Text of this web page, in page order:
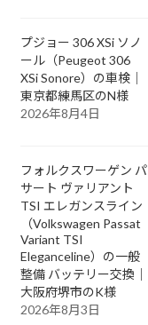
プジョー 306 XSi ソノ
ール（Peugeot 306
XSi Sonore）の車検｜
東京都練馬区のN様
2026年8月4日
フォルクスワーゲン パ
サート ヴァリアント
TSI エレガンスライン
（Volkswagen Passat
Variant TSI
Eleganceline）の一般
整備 バッテリー交換｜
大阪府堺市のK様
2026年8月3日